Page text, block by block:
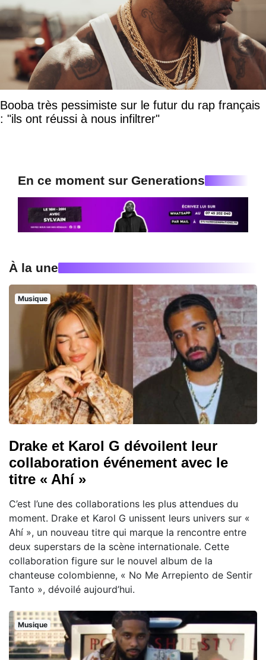
Booba très pessimiste sur le futur du rap français
: "ils ont réussi à nous infiltrer"
En ce moment sur Generations
À la une
Musique
Drake et Karol G dévoilent leur
collaboration événement avec le
titre « Ahí »
C’est l’une des collaborations les plus attendues du
moment. Drake et Karol G unissent leurs univers sur «
Ahí », un nouveau titre qui marque la rencontre entre
deux superstars de la scène internationale. Cette
collaboration figure sur le nouvel album de la
chanteuse colombienne, « No Me Arrepiento de Sentir
Tanto », dévoilé aujourd’hui.
Musique